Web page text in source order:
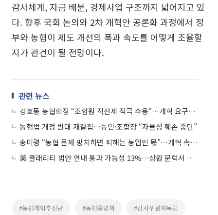
감사체계, 자금 배분, 경제사업 구조까지 넓어지고 있
다. 향후 국회 논의와 2차 개혁안 공론화 과정에서 정
부와 농협이 제도 개선의 폭과 속도를 어떻게 조율할
지가 관건이 될 전망이다.
관련 뉴스
강호동 농협회장 “조합원 직선제 적극 수용”…개혁 요구에 응답
농협법 개정 반대 재결집…농민·조합장 “자율성 훼손 중단”
송미령 “농협 문제 방치하면 피해는 농업인 몫”…개혁 속도전 예고
美 클래리티 법안 연내 통과 가능성 13%…상원 문턱서 제동
#농협개혁추진단 #농협중앙회 #감사위원회독립